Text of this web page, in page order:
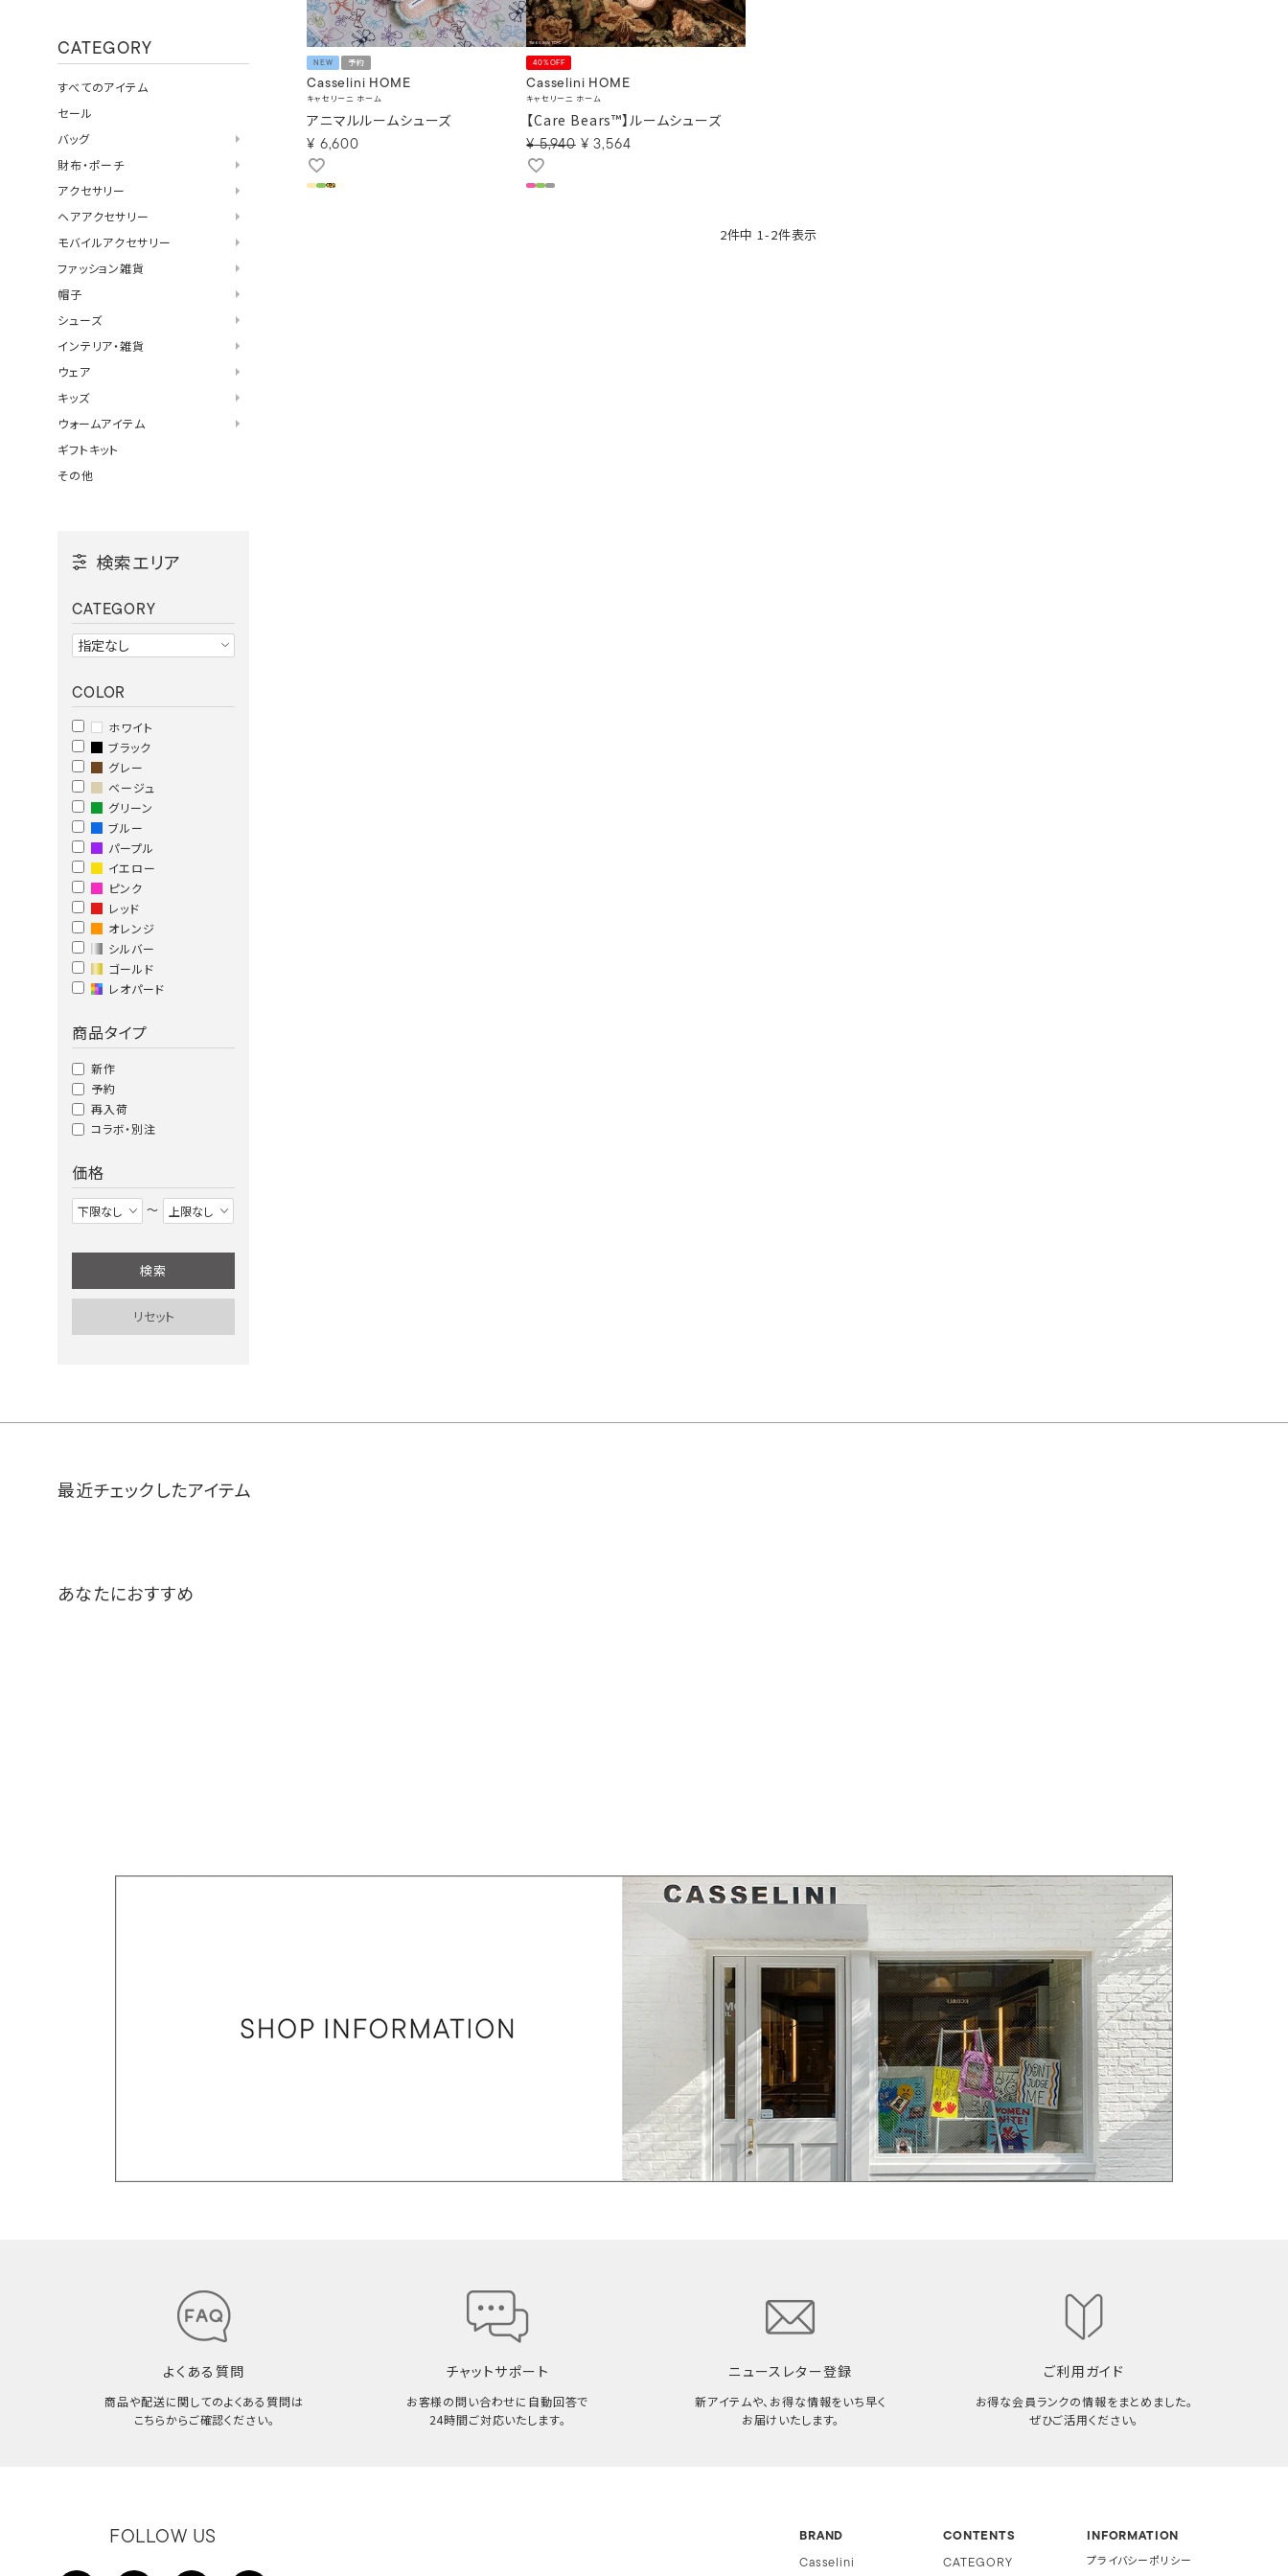
NEW 予約
Casselini HOME
キャセリーニ ホーム
アニマルルームシューズ
¥ 6,600
40%OFF
Casselini HOME
キャセリーニ ホーム
【Care Bears™】ルームシューズ
¥ 5,940 ¥ 3,564
2件中 1 -2件表示
CATEGORY
すべてのアイテム
セール
バッグ
財布・ポーチ
アクセサリー
ヘアアクセサリー
モバイルアクセサリー
ファッション雑貨
帽子
シューズ
インテリア・雑貨
ウェア
キッズ
ウォームアイテム
ギフトキット
その他
検索エリア
CATEGORY
COLOR
ホワイト
ブラック
グレー
ベージュ
グリーン
ブルー
パープル
イエロー
ピンク
レッド
オレンジ
シルバー
ゴールド
レオパード
商品タイプ
新作
予約
再入荷
コラボ・別注
価格
〜
最近チェックしたアイテム
あなたにおすすめ
よくある質問
商品や配送に関してのよくある質問は
こちらからご確認ください。
チャットサポート
お客様の問い合わせに自動回答で
24時間ご対応いたします。
ニュースレター登録
新アイテムや、お得な情報をいち早く
お届けいたします。
ご利用ガイド
お得な会員ランクの情報をまとめました。
ぜひご活用ください。
FOLLOW US BRAND
Casselini
CONTENTS
CATEGORY
INFORMATION
プライバシーポリシー